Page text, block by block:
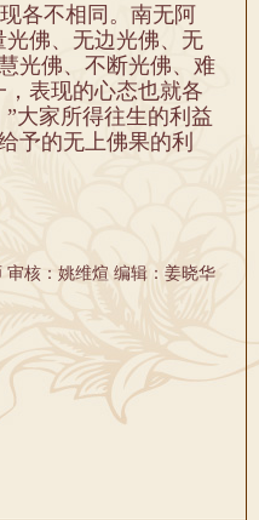
各不相同。南无阿
佛、无边光佛、无
光佛、不断光佛、难
表现的心态也就各
大家所得往生的利益
予的无上佛果的利
审核：姚维煊 编辑：姜晓华